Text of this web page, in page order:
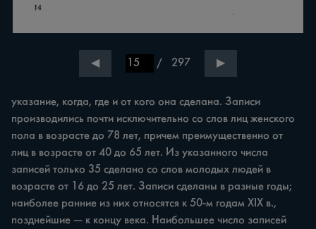
◀ / 297 ▶
указание, когда, где и от кого она сделана. Записи
производились почти исключительно со слов лиц женского
пола в возрасте до 78 лет, причем преимущественно от
лиц в возрасте от 40 до 65 лет. Из указанного числа
записей только 35 сделано со слов молодых людей в
возрасте от 16 до 25 лет. Записи сделаны в разные годы;
наиболее ранние из них относятся к 50-м годам XIX в.,
позднейшие — к концу века. Наибольшее число записей